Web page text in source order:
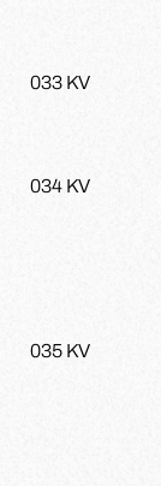
033 KV
034 KV
035 KV